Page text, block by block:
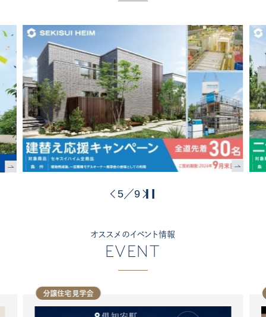
5／9
オススメのイベント情報
EVENT
分譲住宅見学会